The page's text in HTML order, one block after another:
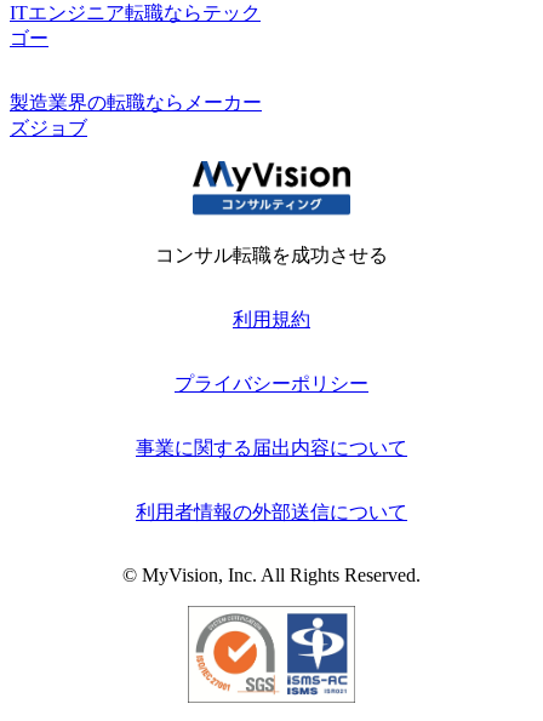
ITエンジニア転職ならテック
ゴー
製造業界の転職ならメーカー
ズジョブ
コンサル転職を成功させる
利用規約
プライバシーポリシー
事業に関する届出内容について
利用者情報の外部送信について
© MyVision, Inc. All Rights Reserved.